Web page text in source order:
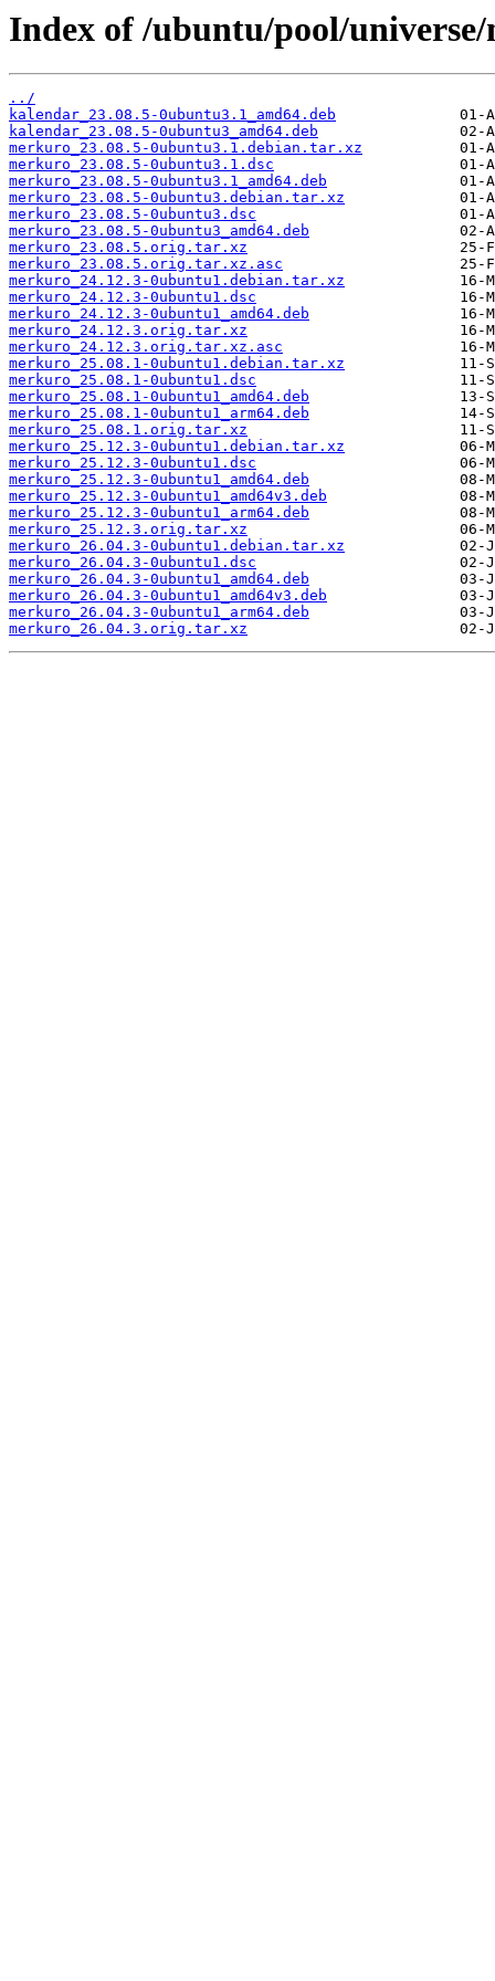
Index of /ubuntu/pool/
../
kalendar_23.08.5-0ubuntu3.1_amd64.deb
kalendar_23.08.5-0ubuntu3_amd64.deb
merkuro_23.08.5-0ubuntu3.1.debian.tar.xz
merkuro_23.08.5-0ubuntu3.1.dsc
merkuro_23.08.5-0ubuntu3.1_amd64.deb
merkuro_23.08.5-0ubuntu3.debian.tar.xz
merkuro_23.08.5-0ubuntu3.dsc
merkuro_23.08.5-0ubuntu3_amd64.deb
merkuro_23.08.5.orig.tar.xz
merkuro_23.08.5.orig.tar.xz.asc
merkuro_24.12.3-0ubuntu1.debian.tar.xz
merkuro_24.12.3-0ubuntu1.dsc
merkuro_24.12.3-0ubuntu1_amd64.deb
merkuro_24.12.3.orig.tar.xz
merkuro_24.12.3.orig.tar.xz.asc
merkuro_25.08.1-0ubuntu1.debian.tar.xz
merkuro_25.08.1-0ubuntu1.dsc
merkuro_25.08.1-0ubuntu1_amd64.deb
merkuro_25.08.1-0ubuntu1_arm64.deb
merkuro_25.08.1.orig.tar.xz
merkuro_25.12.3-0ubuntu1.debian.tar.xz
merkuro_25.12.3-0ubuntu1.dsc
merkuro_25.12.3-0ubuntu1_amd64.deb
merkuro_25.12.3-0ubuntu1_amd64v3.deb
merkuro_25.12.3-0ubuntu1_arm64.deb
merkuro_25.12.3.orig.tar.xz
merkuro_26.04.3-0ubuntu1.debian.tar.xz
merkuro_26.04.3-0ubuntu1.dsc
merkuro_26.04.3-0ubuntu1_amd64.deb
merkuro_26.04.3-0ubuntu1_amd64v3.deb
merkuro_26.04.3-0ubuntu1_arm64.deb
merkuro_26.04.3.orig.tar.xz